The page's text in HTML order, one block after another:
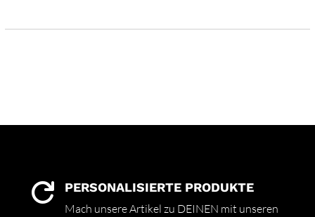
 PERSONALISIERTE PRODUKTE
Mach unsere Artikel zu DEINEN mit unseren